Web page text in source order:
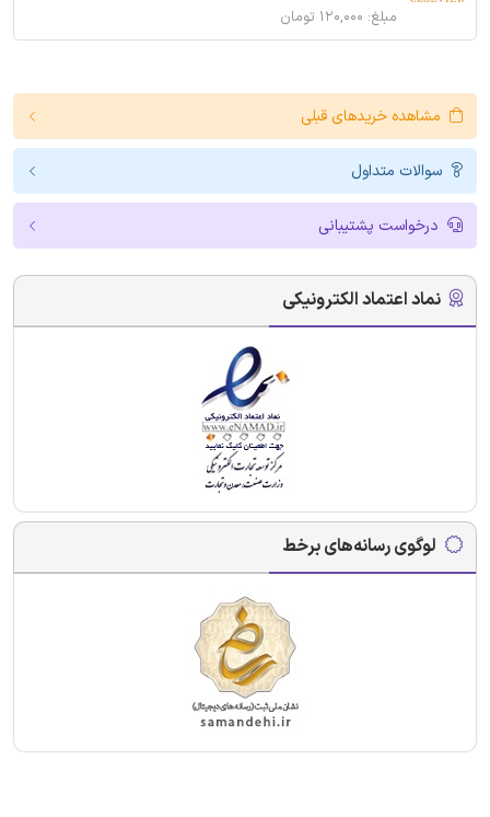
مبلغ: ۱۲۰,۰۰۰ تومان
مشاهده خریدهای قبلی
سوالات متداول
درخواست پشتیبانی
نماد اعتماد الکترونیکی
لوگوی رسانه‌های برخط